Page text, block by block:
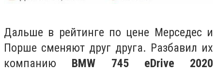
Дальше в рейтинге по цене Мерседес и
Порше сменяют друг друга. Разбавил их
компанию BMW 745 eDrive 2020